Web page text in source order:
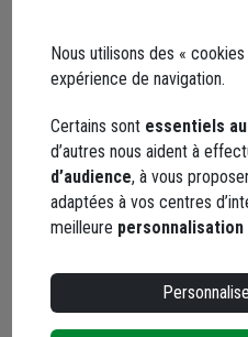
Visseuse
DFR550RTJ 2
Vis TTPC
plâtre - 3,5 MM
Code : 104712-1
Vis TTPC en
Nous utilisons des «
expérience de navigation.
Certains sont essentiels
d’autres nous aident à
d’audience, à vous
adaptées à vos centres
meilleure personnalisation